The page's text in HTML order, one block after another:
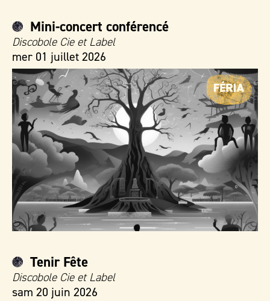
Mini-concert conférencé
Discobole Cie et Label
mer 01 juillet 2026
Tenir Fête
Discobole Cie et Label
sam 20 juin 2026